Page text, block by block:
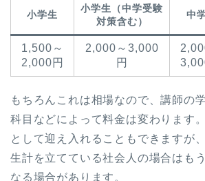
小学生
小学生（中学受験
対策含む）
中
1,500～
2,000円
2,000～3,000
円
もちろんこれは相場なので、講師の
科目などによって料金は変わります
として迎え入れることもできますが
生計を立てている社会人の場合はも
なる場合があります。